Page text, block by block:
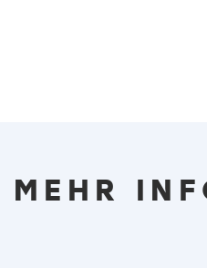
MEHR